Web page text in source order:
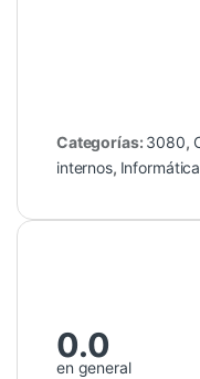
Categorías: 3080,
internos, Informática
0.0
en general